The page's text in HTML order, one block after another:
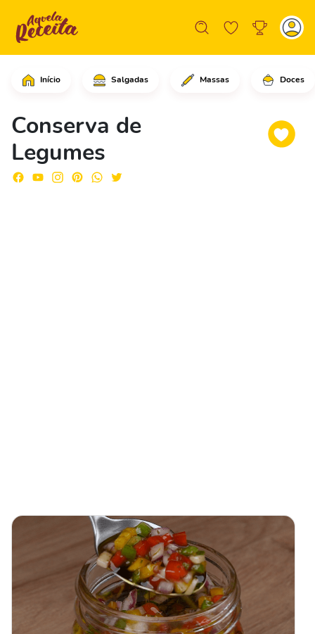
Início Salgadas Massas Doces
Conserva de
Legumes
Corte os pimentões em